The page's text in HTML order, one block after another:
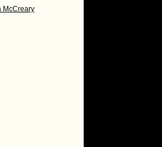
McCreary